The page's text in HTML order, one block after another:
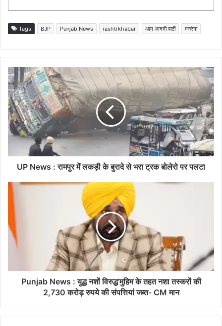
Tags BJP Punjab News rashtrkhabar आम आदमी पार्टी मनरेगा
UP News : रामपुर में लकड़ी के बुरादे से भरा ट्रक बोलेरो पर पलटा
Punjab News : युद्ध नशों विरुद्ध’मुहिम के तहत नशा तस्करों की
2,730 करोड़ रुपये की संपत्तियां जब्त- CM मान